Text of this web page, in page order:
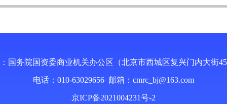
国务院国资委商业机关办公区（北京市西城区复兴门内大街
电话：010-63029656 邮箱： cmrc_bj@163.com
京ICP备2021004231号-2